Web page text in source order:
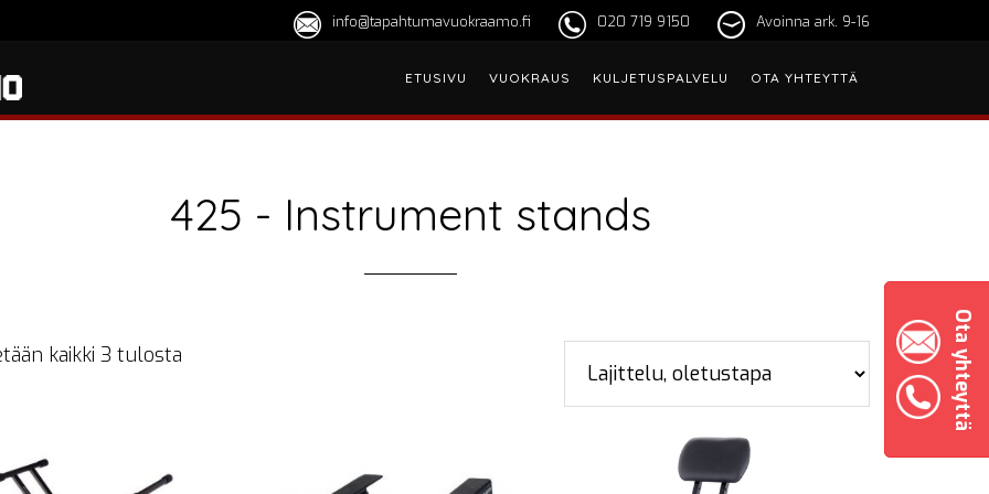
Ota yhteyttä
Avoinna ark. 9-16
020 719 9150
info@tapahtumavuokraamo.fi
ETUSIVU VUOKRAUS KULJETUSPALVELU OTA YHTEYTTÄ
425 - Instrument stands
kaikki 3 tulosta